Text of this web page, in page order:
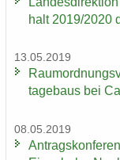
halt 2019/2020
13.05.2019
ta­ge­baus bei
08.05.2019